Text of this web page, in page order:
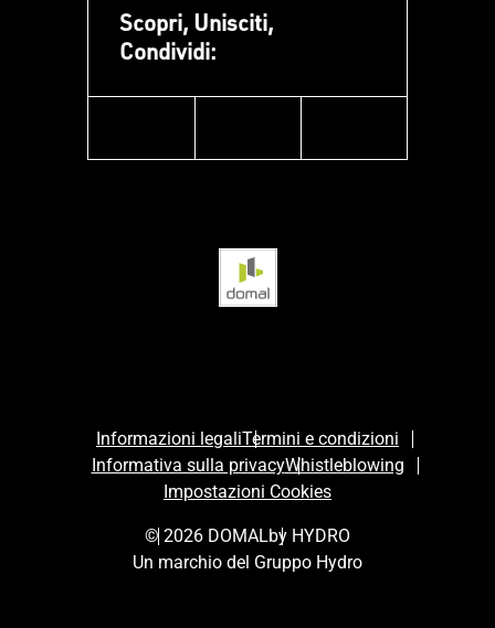
Scopri, Unisciti,
Condividi:
Informazioni legaliTermini e condizioni
Informativa sulla privacyWhistleblowing
Impostazioni Cookies
© 2026 DOMALby HYDRO
Un marchio del Gruppo Hydro